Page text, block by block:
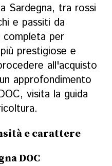
Sardegna, tra rossi
e passiti da
completa per
prestigiose e
all'acquisto
approfondimento
visita la guida
.
e carattere
DOC